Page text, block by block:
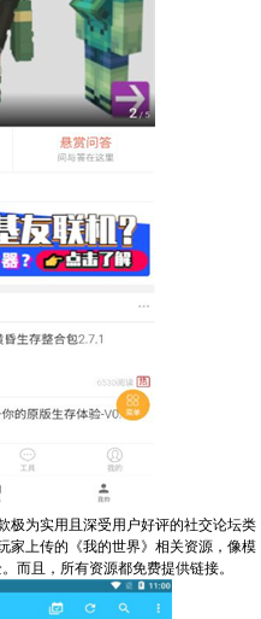
极为实用且深受用户好评的社交论坛类
家上传的《我的世界》相关资源，像模
而且，所有资源都免费提供链接。